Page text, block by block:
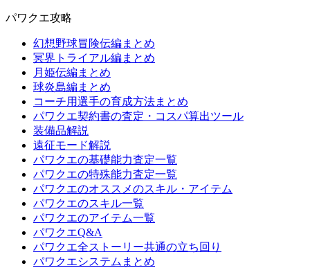
パワクエ攻略
幻想野球冒険伝編まとめ
冥界トライアル編まとめ
月姫伝編まとめ
球炎島編まとめ
コーチ用選手の育成方法まとめ
パワクエ契約書の査定・コスパ算出ツール
装備品解説
遠征モード解説
パワクエの基礎能力査定一覧
パワクエの特殊能力査定一覧
パワクエのオススメのスキル・アイテム
パワクエのスキル一覧
パワクエのアイテム一覧
パワクエQ&A
パワクエ全ストーリー共通の立ち回り
パワクエシステムまとめ